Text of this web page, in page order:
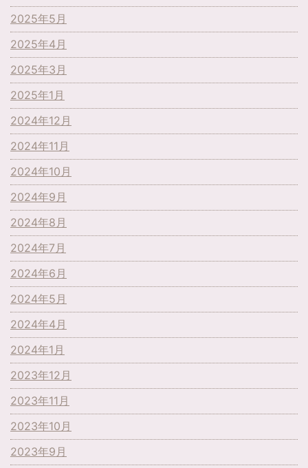
2025年5月
2025年4月
2025年3月
2025年1月
2024年12月
2024年11月
2024年10月
2024年9月
2024年8月
2024年7月
2024年6月
2024年5月
2024年4月
2024年1月
2023年12月
2023年11月
2023年10月
2023年9月